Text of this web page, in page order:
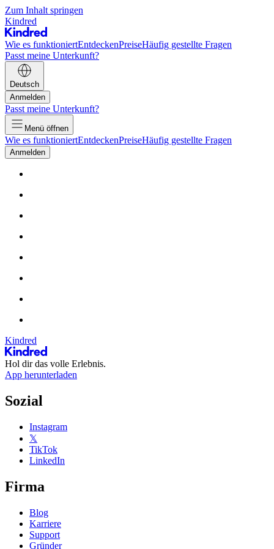
Zum Inhalt springen
Kindred
Wie es funktioniertEntdeckenPreiseHäufig gestellte Fragen
Passt meine Unterkunft?
Deutsch
Anmelden
Passt meine Unterkunft?
Menü öffnen
Wie es funktioniertEntdeckenPreiseHäufig gestellte Fragen
Anmelden
Kindred
Hol dir das volle Erlebnis.
App herunterladen
Sozial
Instagram
𝕏
TikTok
LinkedIn
Firma
Blog
Karriere
Support
Gründer